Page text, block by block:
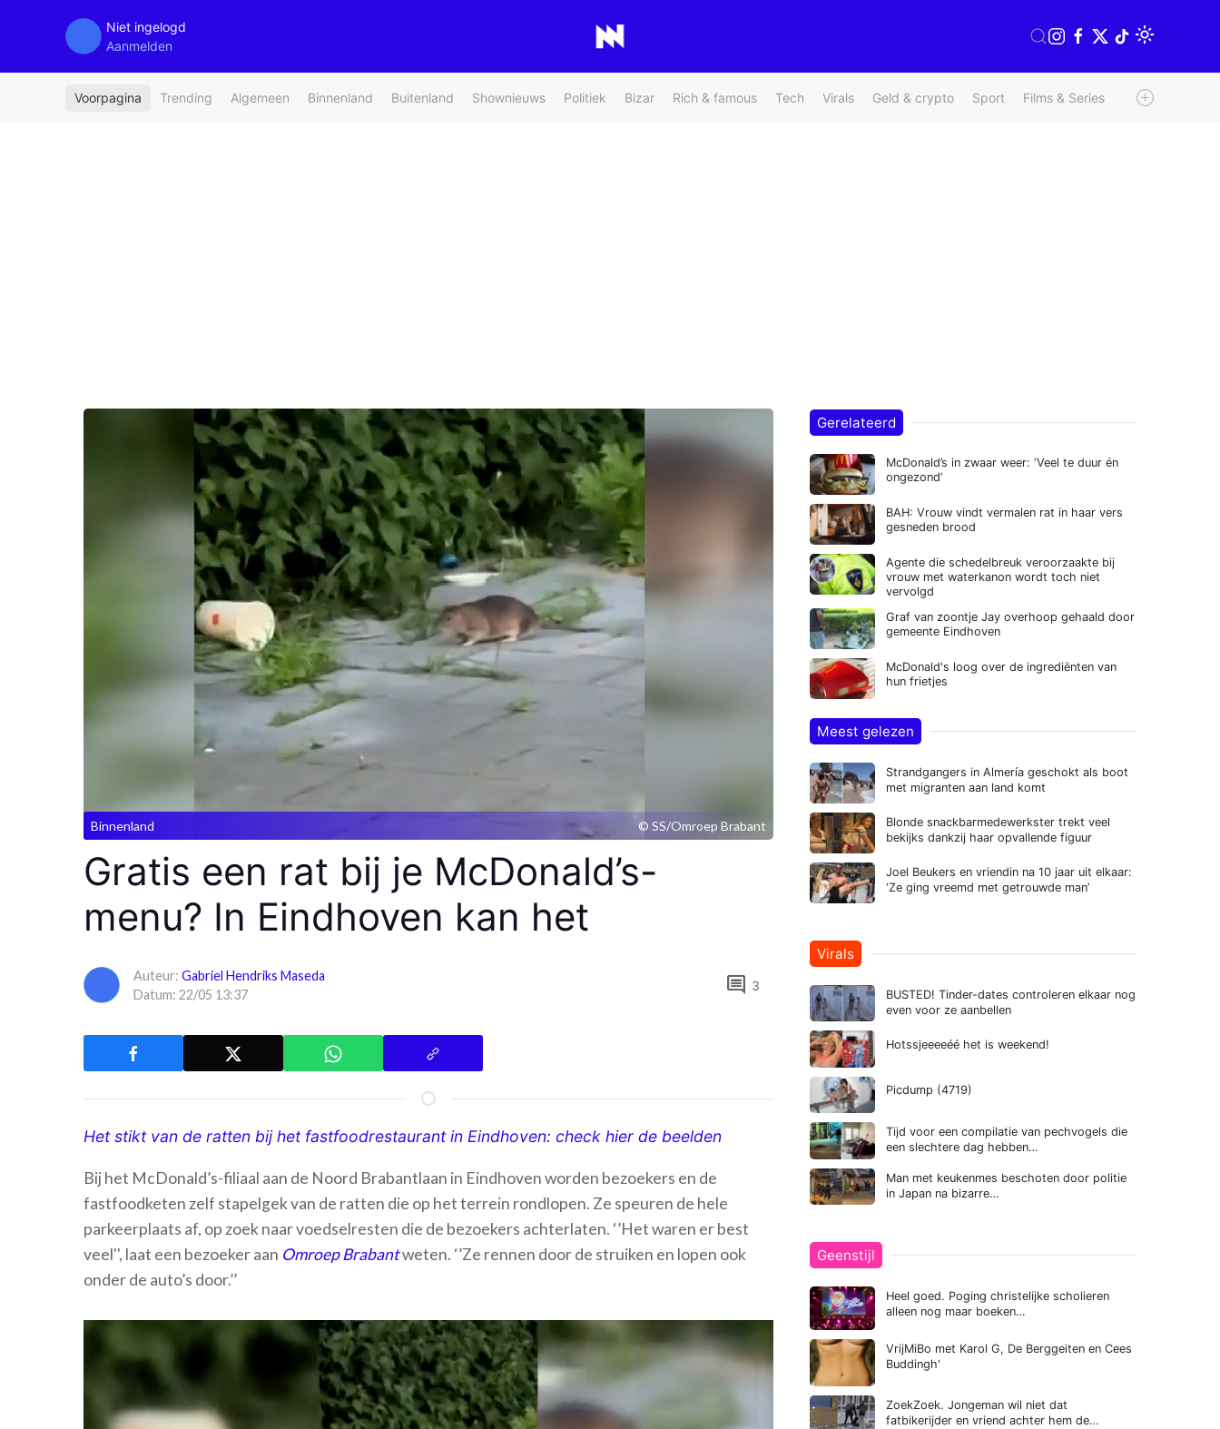
Niet ingelogd
Aanmelden
Voorpagina Trending Algemeen Binnenland Buitenland Shownieuws Politiek Bizar Rich & famous Tech Virals Geld & crypto Sport Films & Series Radio & TV
Binnenland © SS/Omroep Brabant
Gratis een rat bij je McDonald’s-
menu? In Eindhoven kan het
Auteur: Gabriel Hendriks Maseda
Datum: 22/05 13:37
comment 3
Het stikt van de ratten bij het fastfoodrestaurant in Eindhoven: check hier de beelden
Bij het McDonald’s-filiaal aan de Noord Brabantlaan in Eindhoven worden bezoekers en de
fastfoodketen zelf stapelgek van de ratten die op het terrein rondlopen. Ze speuren de hele
parkeerplaats af, op zoek naar voedselresten die de bezoekers achterlaten. ‘’Het waren er best
veel'', laat een bezoeker aan Omroep Brabantweten. ‘’Ze rennen door de struiken en lopen ook
onder de auto’s door.’’
Gerelateerd
McDonald’s in zwaar weer: ‘Veel te duur én
ongezond’
BAH: Vrouw vindt vermalen rat in haar vers
gesneden brood
Agente die schedelbreuk veroorzaakte bij
vrouw met waterkanon wordt toch niet
vervolgd
Graf van zoontje Jay overhoop gehaald door
gemeente Eindhoven
McDonald's loog over de ingrediënten van
hun frietjes
Meest gelezen
Strandgangers in Almería geschokt als boot
met migranten aan land komt
Blonde snackbarmedewerkster trekt veel
bekijks dankzij haar opvallende figuur
Joel Beukers en vriendin na 10 jaar uit elkaar:
‘Ze ging vreemd met getrouwde man’
Virals
BUSTED! Tinder-dates controleren elkaar nog
even voor ze aanbellen
Hotssjeeeeéé het is weekend!
Picdump (4719)
Tijd voor een compilatie van pechvogels die
een slechtere dag hebben…
Man met keukenmes beschoten door politie
in Japan na bizarre…
Geenstijl
Heel goed. Poging christelijke scholieren
alleen nog maar boeken…
VrijMiBo met Karol G, De Berggeiten en Cees
Buddingh'
ZoekZoek. Jongeman wil niet dat
fatbikerijder en vriend achter hem de…